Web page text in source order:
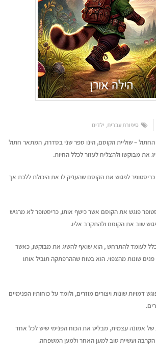
סיפורת עברית, ילדים
– שוליית הקוסם, הינו ספר שני בסדרה, המתאר חתול
לפגוש את הקוסם שהעניק לו את היכולת ללכת אך
פוגש את הקוסם אשר כישף אותו, כריסטופר לא מרגיש
שוב את הקוסם ולהתקרב אליו.
לעומד להתרחש , הוא שואף להשיג את מבוקשו, כאשר
שונות מהצפוי. הוא בטוח שההרפתקה תוביל אותו
שונות ויצורים מוזרים, ולומד על כוחותיו הפנימיים
אמונה עצמית, מבליט את הכוח הפנימי שיש לכל אחד
ועשיית טוב למען האחר ולמען המשפחה.